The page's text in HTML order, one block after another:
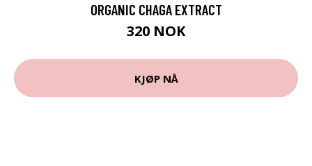
ORGANIC CHAGA EXTRACT
320 NOK
KJØP NÅ